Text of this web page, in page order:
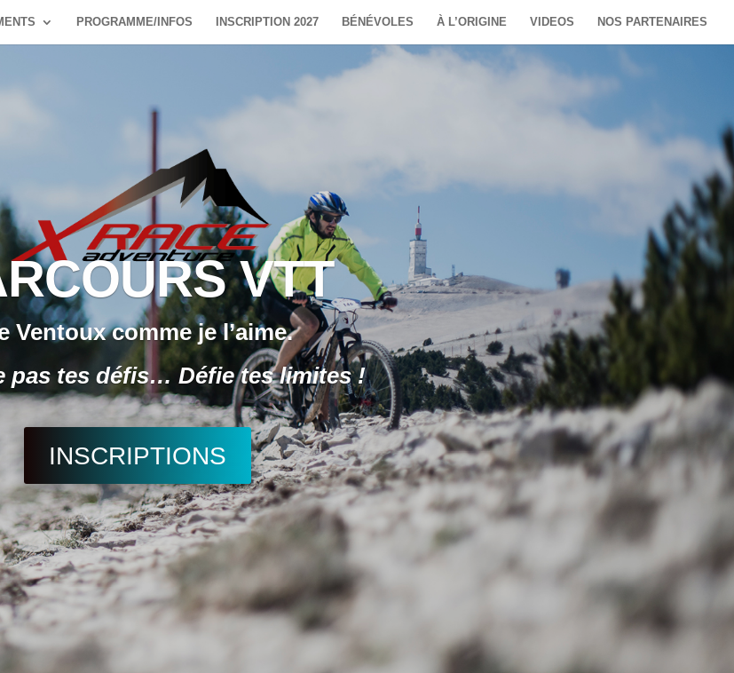
PROGRAMME/INFOS INSCRIPTION 2027 BÉNÉVOLES À L’ORIGINE VIDEOS NOS PARTENAIRES
VTT
Ventoux comme je l’aime.
pas tes défis… Défie tes limites !
INSCRIPTIONS